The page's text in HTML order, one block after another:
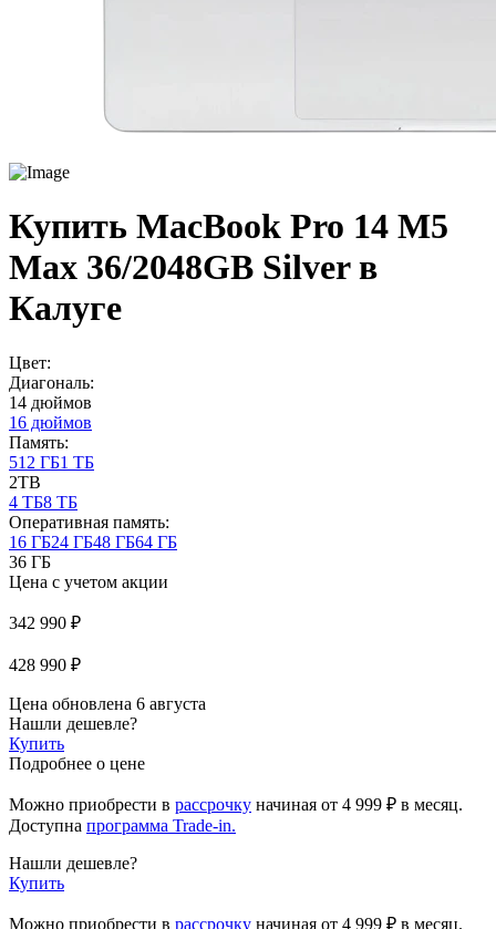
Купить MacBook Pro 14 M5
Max 36/2048GB Silver в
Калуге
Цвет:
Диагональ:
14 дюймов
16 дюймов
Память:
512 ГБ1 ТБ
2TB
4 ТБ8 ТБ
Оперативная память:
16 ГБ24 ГБ48 ГБ64 ГБ
36 ГБ
Цена с учетом акции
342 990 ₽
428 990 ₽
Цена обновлена 6 августа
Нашли дешевле?
Купить
Подробнее о цене
Можно приобрести в рассрочку начиная от 4 999 ₽ в месяц.
Доступна программа Trade-in.
Нашли дешевле?
Купить
Можно приобрести в рассрочку начиная от 4 999 ₽ в месяц.